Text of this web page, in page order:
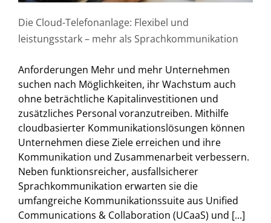
Die Cloud-Telefonanlage: Flexibel und
leistungsstark – mehr als Sprachkommunikation
Anforderungen Mehr und mehr Unternehmen
suchen nach Möglichkeiten, ihr Wachstum auch
ohne beträchtliche Kapitalinvestitionen und
zusätzliches Personal voranzutreiben. Mithilfe
cloudbasierter Kommunikationslösungen können
Unternehmen diese Ziele erreichen und ihre
Kommunikation und Zusammenarbeit verbessern.
Neben funktionsreicher, ausfallsicherer
Sprachkommunikation erwarten sie die
umfangreiche Kommunikationssuite aus Unified
Communications & Collaboration (UCaaS) und [...]